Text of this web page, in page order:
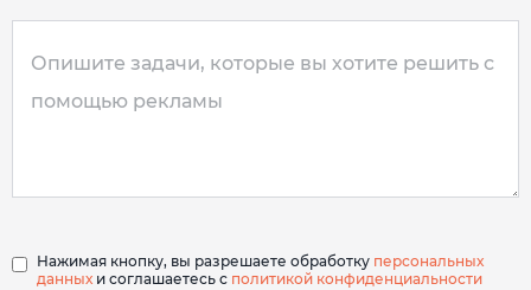
Нажимая кнопку, вы разрешаете обработку персональных
данных и соглашаетесь с политикой конфиденциальности